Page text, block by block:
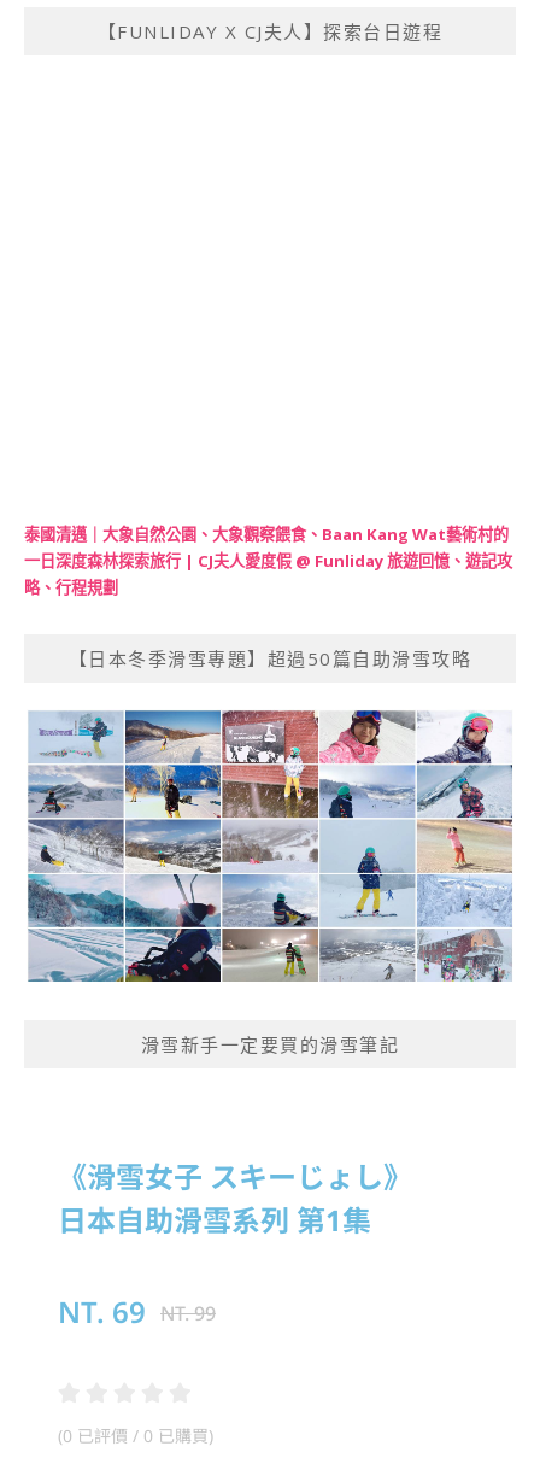
【FUNLIDAY X CJ夫人】探索台日遊程
泰國清邁｜大象自然公園、大象觀察餵食、Baan Kang Wat藝術村的
一日深度森林探索旅行 | CJ夫人愛度假 @ Funliday 旅遊回憶、遊記攻
略、行程規劃
【日本冬季滑雪專題】超過50篇自助滑雪攻略
滑雪新手一定要買的滑雪筆記